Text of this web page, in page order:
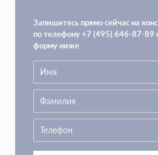
Запишитесь прямо сейчас на
по телефону +7 (495) 646-87-89
форму ниже